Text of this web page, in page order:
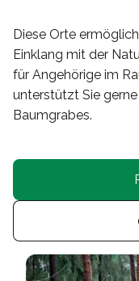
Diese Orte
Einklang mit der
für Angehörige im
unterstützt Sie
Baumgrabes.